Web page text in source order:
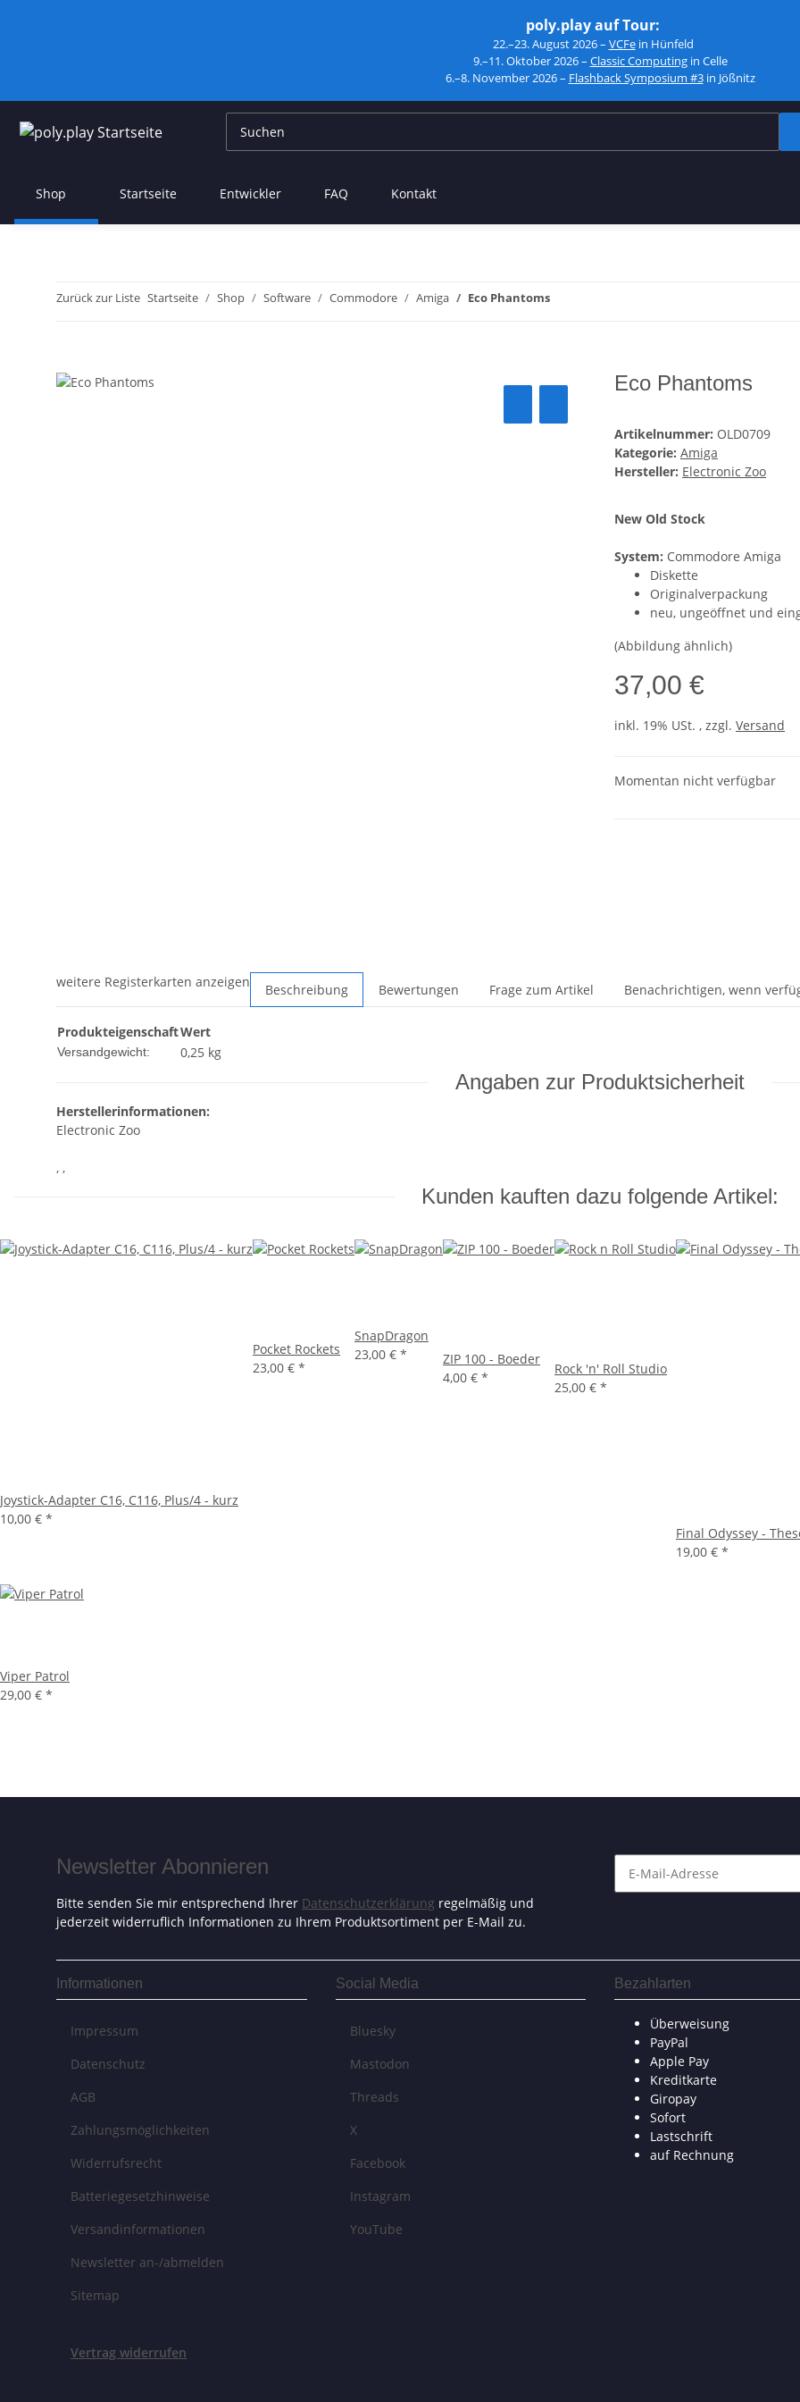
poly.play auf Tour:
22.–23. August 2026 – VCFein Hünfeld
9.–11. Oktober 2026 – Classic Computingin Celle
6.–8. November 2026 – Flashback Symposium #3in Jößnitz
Shop Startseite Entwickler FAQ Kontakt
Zurück zur Liste Startseite Shop Software Commodore Amiga Eco Phantoms
Eco Phantoms
Artikelnummer: OLD0709
Kategorie: Amiga
Hersteller: Electronic Zoo
New Old Stock
System: Commodore Amiga
Diskette
Originalverpackung
neu, ungeöffnet und
(Abbildung ähnlich)
37,00 €
inkl. 19% USt. , zzgl. Versand
Momentan nicht verfügbar
weitere Registerkarten anzeigen Beschreibung Bewertungen Frage zum Artikel Benachrichtigen, wenn
ProdukteigenschaftWert
Versandgewicht: 0,25 kg
Angaben zur Produktsicherheit
Herstellerinformationen:
Electronic Zoo
, ,
Kunden kauften dazu folgende Artikel:
Joystick-Adapter C16, C116, Plus/4 - kurz
10,00 € *
Pocket Rockets
23,00 € *
SnapDragon
23,00 € *
ZIP 100 - Boeder
4,00 € *
Rock 'n' Roll Studio
25,00 € *
Final Odyssey -
19,00 € *
Viper Patrol
29,00 € *
Newsletter Abonnieren
Bitte senden Sie mir entsprechend Ihrer Datenschutzerklärung regelmäßig und
jederzeit widerruflich Informationen zu Ihrem Produktsortiment per E-Mail zu.
Informationen
Impressum
Datenschutz
AGB
Zahlungsmöglichkeiten
Widerrufsrecht
Batteriegesetzhinweise
Versandinformationen
Newsletter an-/abmelden
Sitemap
Social Media
Bluesky
Mastodon
Threads
X
Facebook
Instagram
YouTube
Bezahlarten
Überweisung
PayPal
Apple Pay
Kreditkarte
Giropay
Sofort
Lastschrift
auf Rechnung
Vertrag widerrufen